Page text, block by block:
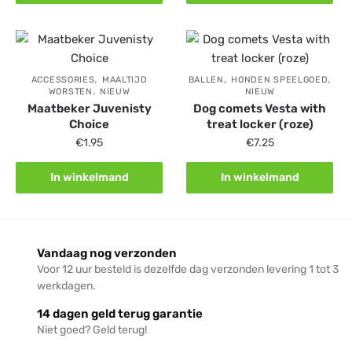
ACCESSORIES,
MAALTIJD
WORSTEN , NIEUW
Maatbeker Juvenisty
Choice
€1.95
In winkelmand
BALLEN , HONDEN SPEELGOED,
NIEUW
Dog comets Vesta with
treat locker (roze)
€7.25
In winkelmand
Vandaag nog verzonden
Voor 12 uur besteld is dezelfde dag verzonden levering 1 tot 3
werkdagen.
14 dagen geld terug garantie
Niet goed? Geld terug!